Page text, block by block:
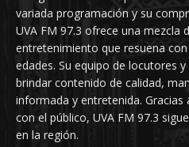
variada programación y su
UVA FM 97.3 ofrece una mezcla
entretenimiento que resuena
edades. Su equipo de locutores
brindar contenido de calidad,
informada y entretenida. Gracias
con el público, UVA FM 97.3
en la región.